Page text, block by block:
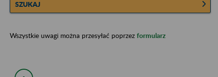
SZUKAJ
Wszystkie uwagi można przesyłać poprzez formularz